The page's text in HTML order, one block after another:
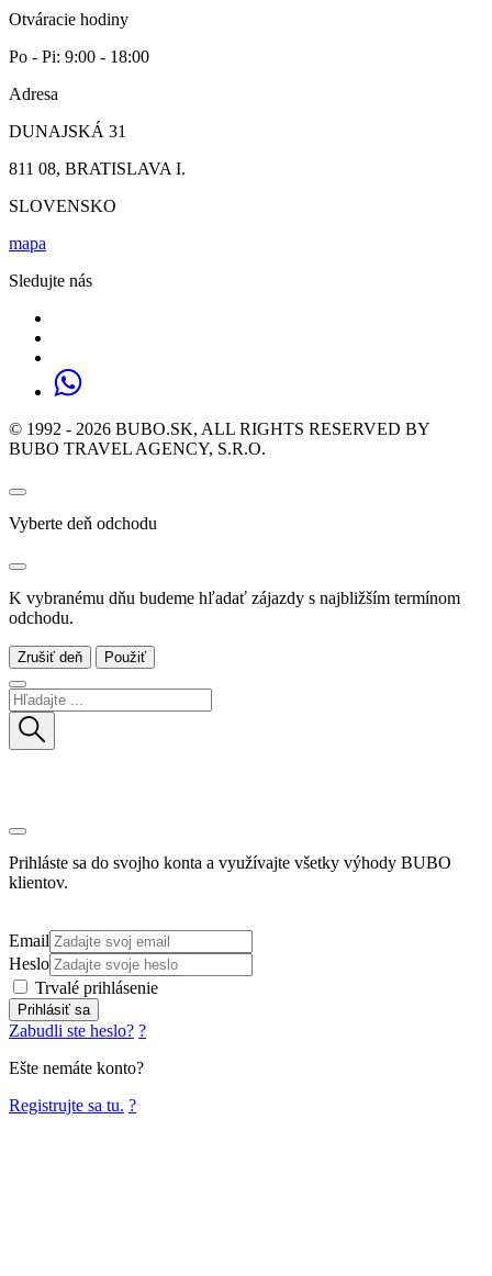
Otváracie hodiny
Po - Pi: 9:00 - 18:00
Adresa
DUNAJSKÁ 31
811 08, BRATISLAVA I.
SLOVENSKO
mapa
Sledujte nás
© 1992 - 2026 BUBO.SK, ALL RIGHTS RESERVED BY
BUBO TRAVEL AGENCY, S.R.O.
Vyberte deň odchodu
K vybranému dňu budeme hľadať zájazdy s najbližším termínom
odchodu.
Zrušiť deň Použiť
Prihláste sa do svojho konta a využívajte všetky výhody BUBO
klientov.
Email
Heslo
Trvalé prihlásenie
Prihlásiť sa
Zabudli ste heslo? ?
Ešte nemáte konto?
Registrujte sa tu. ?